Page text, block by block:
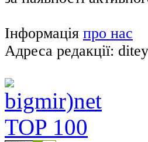
Інформація про нас
Адреса редакції: